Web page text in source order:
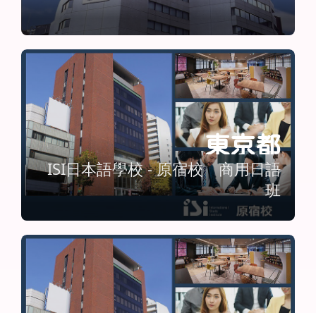
東京都
ISI日本語學校 - 原宿校 商用日語
班